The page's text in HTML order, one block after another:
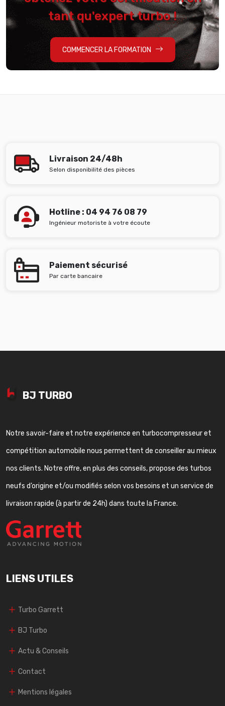
tant qu'expert turbo !
COMMENCER LA FORMATION
Livraison 24/48h
Selon disponibilité des pièces
Hotline : 04 94 76 08 79
Ingénieur motoriste à votre écoute
Paiement sécurisé
Par carte bancaire
BJ TURBO
Notre savoir-faire et notre expérience en turbocompresseur et
compétition automobile nous permettent de conseiller au mieux
nos clients. Notre offre, en plus des conseils, propose des turbos
neufs d’origine et/ou modifiés selon vos besoins et un service de
livraison rapide (à partir de 24h) dans toute la France.
LIENS UTILES
Turbo Garrett
BJ Turbo
Actu & Conseils
Contact
Mentions légales